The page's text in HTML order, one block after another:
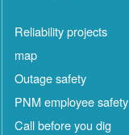
Reliability projects
map
Outage safety
PNM employee safety
Call before you dig